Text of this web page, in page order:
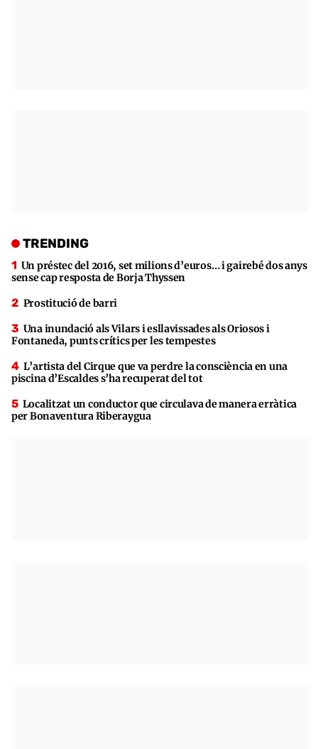
TRENDING
Un préstec del 2016, set milions d’euros… i gairebé dos anys
sense cap resposta de Borja Thyssen
Prostitució de barri
Una inundació als Vilars i esllavissades als Oriosos i
Fontaneda, punts crítics per les tempestes
L’artista del Cirque que va perdre la consciència en una
piscina d’Escaldes s’ha recuperat del tot
Localitzat un conductor que circulava de manera erràtica
per Bonaventura Riberaygua